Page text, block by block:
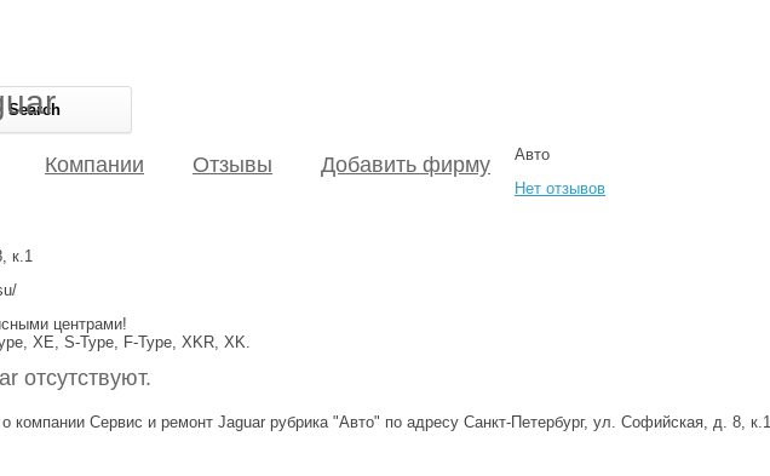
Компании Отзывы Добавить фирму
Авто
Нет отзывов
к.1
центрами!
XE, S-Type, F-Type, XKR, XK.
отсутствуют.
Сервис и ремонт Jaguar рубрика "Авто" по адресу Санкт-Петербург, ул. Софийская, д. 8, к.1